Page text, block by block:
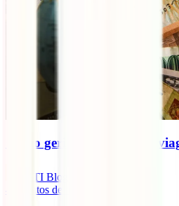
Como gerir o dinheiro em
IATI Blog
minutos de leitura